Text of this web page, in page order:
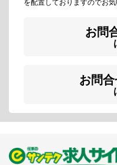
を配置しておりますのでお気
お問
お問